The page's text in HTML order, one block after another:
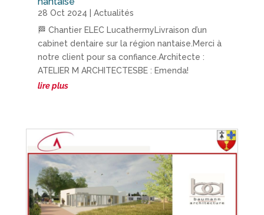
28 Oct 2024
Actualités
🏁 Chantier ELEC LucathermyLivraison d’un
cabinet dentaire sur la région nantaise.Merci à
notre client pour sa confiance.Architecte :
ATELIER M ARCHITECTESBE : Emenda!
lire plus